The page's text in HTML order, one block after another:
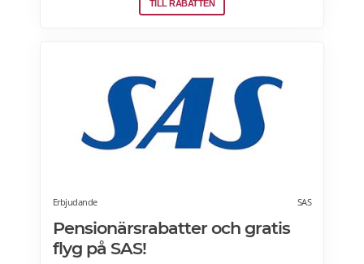
Sverige och hela världen när du är inloggad.
TILL RABATTEN
Erbjudande SAS
Pensionärsrabatter och gratis
flyg på SAS!